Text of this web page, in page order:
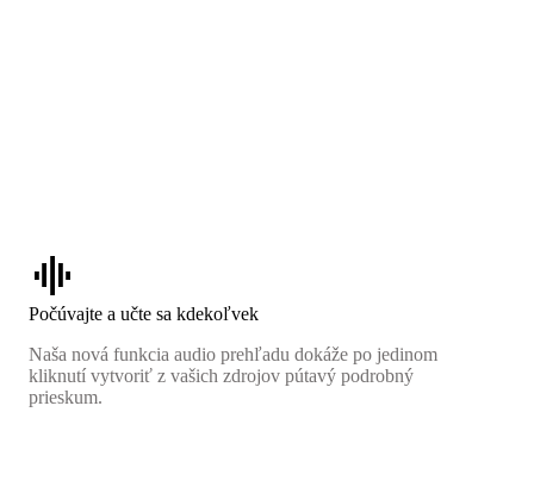
graphic_eq
Počúvajte a učte sa kdekoľvek
Naša nová funkcia audio prehľadu dokáže po jedinom
kliknutí vytvoriť z vašich zdrojov pútavý podrobný
prieskum.